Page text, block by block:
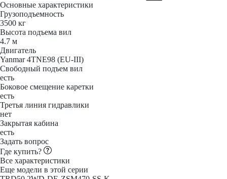
Основные характеристики
Грузоподъемность
3500 кг
Высота подъема вил
4.7 м
Двигатель
Yanmar 4TNE98 (EU-III)
Свободный подъем вил
есть
Боковое смещение каретки
есть
Третья линия гидравлики
нет
Закрытая кабина
есть
Задать вопрос
Где купить?
Все характеристики
Еще модели в этой серии